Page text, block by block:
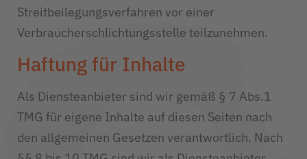
Streitbeilegungsverfahren vor einer
Verbraucherschlichtungsstelle teilzunehmen.
Haftung für Inhalte
Als Diensteanbieter sind wir gemäß § 7 Abs.1
TMG für eigene Inhalte auf diesen Seiten nach
den allgemeinen Gesetzen verantwortlich. Nach